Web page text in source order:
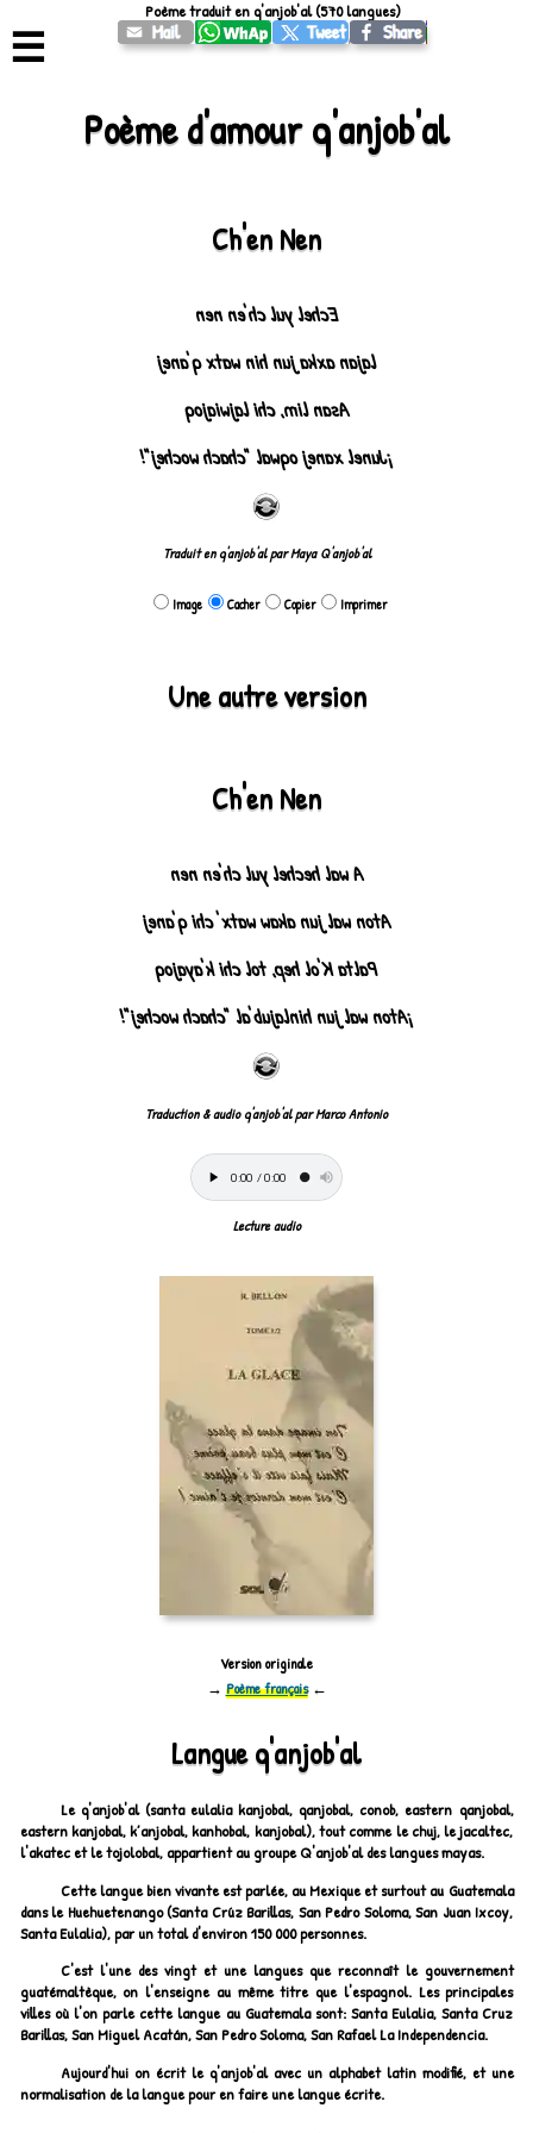
☰
Poème d'amour q'anjob'al
Ch'en Nen
Echel yul ch'en nen
lajan axka jun hin watx q'anej
Asan lim, chi lajwiajoq
¡Junel xanej oqwal "chach wochej"!
Traduit en q'anjob'al par Maya Q'anjob'al
Image Cacher Copier Imprimer
Une autre version
Ch'en Nen
A wal hechel yul ch'en nen
Aton wal jun akaw watx' chi q'anej
Palta K'ol hep, tol chi k'ayajoq
¡Aton wal jun hinlajub'al "chach wochej"!
Traduction & audio q'anjob'al par Marco Antonio
Lecture audio
Version originale
→ Poème français←
Langue q'anjob'al
Le q'anjob'al (santa eulalia kanjobal, qanjobal, conob, eastern qanjobal,
eastern kanjobal, k’anjobal, kanhobal, kanjobal), tout comme le chuj, le jacaltec,
l'akatec et le tojolobal, appartient au groupe Q'anjob'al des langues mayas.
Cette langue bien vivante est parlée, au Mexique et surtout au Guatemala
dans le Huehuetenango (Santa Crúz Barillas, San Pedro Soloma, San Juan Ixcoy,
Santa Eulalia), par un total d'environ 150 000 personnes.
C'est l'une des vingt et une langues que reconnaît le gouvernement
guatémaltèque, on l'enseigne au même titre que l'espagnol. Les principales
villes où l'on parle cette langue au Guatemala sont: Santa Eulalia, Santa Cruz
Barillas, San Miguel Acatán, San Pedro Soloma, San Rafael La Independencia.
Aujourd'hui on écrit le q'anjob'al avec un alphabet latin modifié, et une
normalisation de la langue pour en faire une langue écrite.
Poème traduit en q'anjob'al (570 langues)